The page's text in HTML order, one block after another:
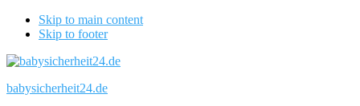
Skip to main content
Skip to footer
babysicherheit24.de